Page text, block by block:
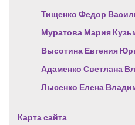
Тищенко Федор
Муратова Мария
Высотина Евгения
Адаменко Светлана
Лысенко Елена
Карта сайта